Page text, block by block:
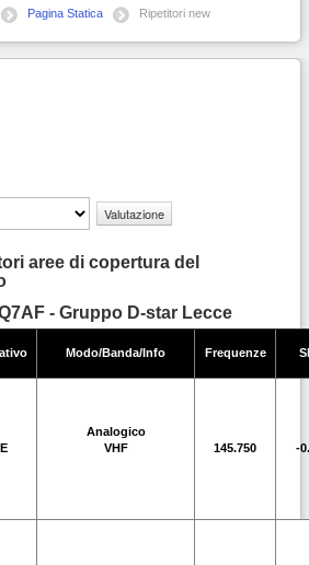
Pagina Statica Ripetitori new
aree di copertura del
D-star Lecce
Modo/Banda/Info Frequenze
Analogico
VHF
145.750 -